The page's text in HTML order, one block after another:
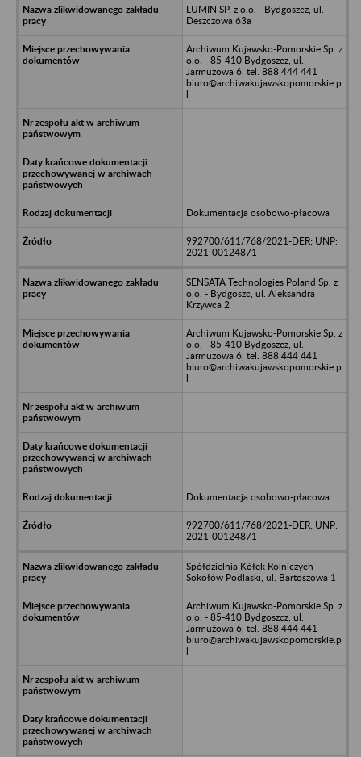
LUMIN SP. z o.o. - Bydgoszcz, ul.
Deszczowa 63a
Archiwum Kujawsko-Pomorskie Sp. z
o.o. - 85-410 Bydgoszcz, ul.
Jarmużowa 6, tel. 888 444 441
biuro@archiwakujawskopomorskie.p
l
Dokumentacja osobowo-płacowa
992700/611/768/2021-DER; UNP:
2021-00124871
SENSATA Technologies Poland Sp. z
o.o. - Bydgoszc, ul. Aleksandra
Krzywca 2
Archiwum Kujawsko-Pomorskie Sp. z
o.o. - 85-410 Bydgoszcz, ul.
Jarmużowa 6, tel. 888 444 441
biuro@archiwakujawskopomorskie.p
l
Dokumentacja osobowo-płacowa
992700/611/768/2021-DER; UNP:
2021-00124871
Spółdzielnia Kółek Rolniczych -
Sokołów Podlaski, ul. Bartoszowa 1
Archiwum Kujawsko-Pomorskie Sp. z
o.o. - 85-410 Bydgoszcz, ul.
Jarmużowa 6, tel. 888 444 441
biuro@archiwakujawskopomorskie.p
l